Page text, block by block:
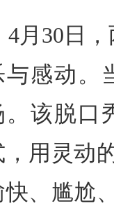
4月30日
与感动。
。该脱口
，用灵动
快、尴尬